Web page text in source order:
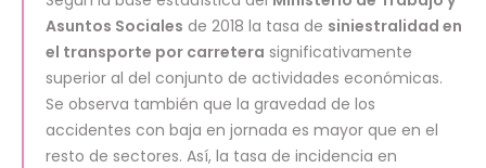
Asuntos Sociales de 2018 la tasa de siniestralidad en
el transporte por carretera significativamente
superior al del conjunto de actividades económicas.
Se observa también que la gravedad de los
accidentes con baja en jornada es mayor que en el
resto de sectores. Así, la tasa de incidencia en